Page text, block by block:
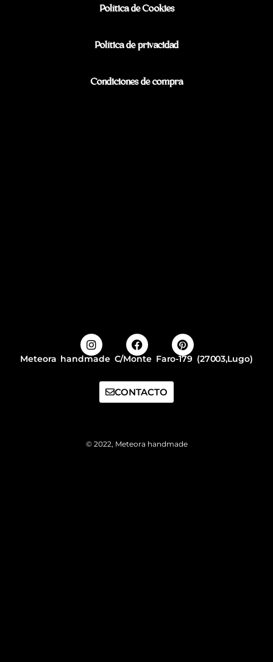
Política de Cookies
Política de privacidad
Condiciones de compra
Meteora handmade C/Monte Faro-179 (27003,Lugo)
CONTACTO
© 2022, Meteora handmade